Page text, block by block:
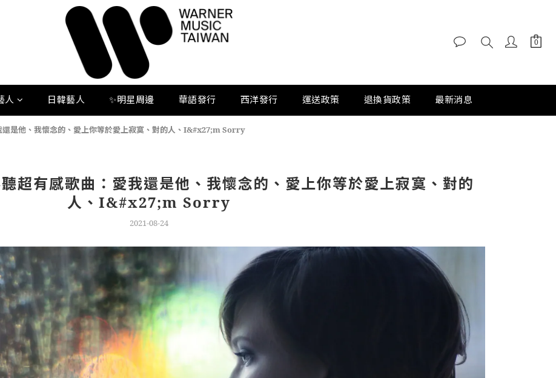
人 日韓藝人 ✨明星周邊 華語發行 西洋發行 運送政策 退換貨政策 最新消息
還是他、我懷念的、愛上你等於愛上寂寞、對的人、I&#x27;m Sorry
超有感歌曲：愛我還是他、我懷念的、愛上你等於愛上寂寞、對的
人、I&#x27;m Sorry
2021-08-24